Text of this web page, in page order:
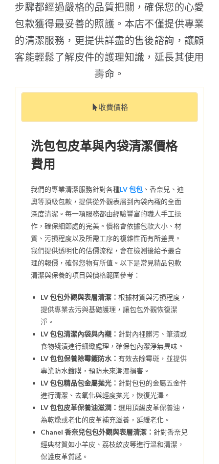
步驟都經過嚴格的品質把關，確保您的心愛
包款獲得最妥善的照護。本店不僅提供專業
的清潔服務，更提供詳盡的售後諮詢，讓顧
客能輕鬆了解皮件的護理知識，延長其使用
壽命。
收費價格
洗包包皮革與內袋清潔價格
費用
我們的專業清潔服務針對各種LV 包包 、香奈兒、迪
奧等頂級包款，提供從外觀表層到內袋內襯的全面
深度清潔。每一項服務都由經驗豐富的職人手工操
作，確保細節處的完美。價格會依據包款大小、材
質、污損程度以及所需工序的複雜性而有所差異。
我們提供透明化的估價流程，會在檢測後給予最合
理的報價，確保您物有所值。以下是常見精品包款
清潔與保養的項目與價格範圍參考：
LV 包包外觀與表層清潔：根據材質與污損程度，
提供專業去污與基礎護理，讓包包外觀恢復潔
淨。
LV 包包清潔內袋與內襯： 針對內裡髒污、筆漬或
食物殘漬進行細緻處理，確保包內潔淨無異味。
LV 包包保養除霉鍍防水：有效去除霉斑，並提供
專業防水鍍膜，預防未來潮濕損害。
LV 包包精品包金屬拋光： 針對包包的金屬五金件
進行清潔、去氧化與輕度拋光，恢復光澤。
LV 包包皮革保養油滋潤：選用頂級皮革保養油，
為乾燥或老化的皮革補充滋養，延緩老化。
Chanel 香奈兒包包外觀與表層清潔： 針對香奈兒
經典材質如小羊皮、荔枝紋皮等進行溫和清潔，
保護皮革質感。